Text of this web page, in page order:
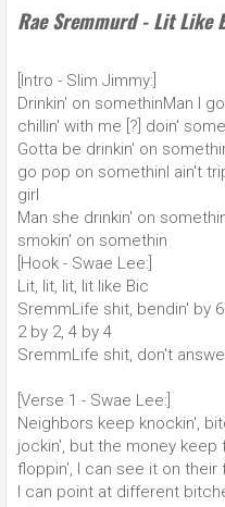
Rae Sremmurd - Lit Like
[Intro - Slim Jimmy:]
Drinkin' on somethinMan I
chillin' with me [?] doin'
Gotta be drinkin' on
go pop on somethinI ain't
girl
Man she drinkin' on
smokin' on somethin
[Hook - Swae Lee:]
Lit, lit, lit, lit like Bic
SremmLife shit, bendin' by 6
2 by 2, 4 by 4
SremmLife shit, don't
[Verse 1 - Swae Lee:]
Neighbors keep knockin',
jockin', but the money keep
floppin', I can see it on their
I can point at different